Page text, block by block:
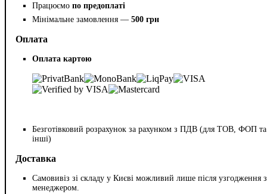
Працюємо по предоплаті
Мінімальне замовлення — 500 грн
Оплата
Оплата картою
Безготівковий розрахунок за рахунком з ПДВ (для ТОВ, ФОП та
інші)
Доставка
Самовивіз зі складу у Києві можливий лише після узгодження з
менеджером.